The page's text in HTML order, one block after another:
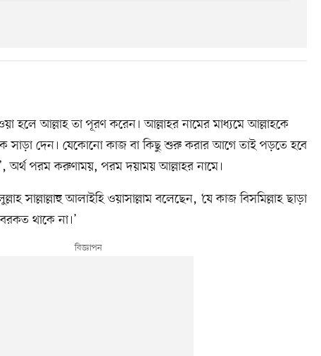
হলে আল্লাহ তা পূরণ করেন। আল্লাহর নামের মাধ্যমে আল্লাহকে
সাড়া দেন। যেকোনো কাজ বা কিছু শুরু করার আগে তাই পড়তে হবে
অর্থ পরম করুণাময়, পরম দয়াময় আল্লাহর নামে।
সাল্লাল্লাহু আলাইহি ওয়াসাল্লাম বলেছেন, ‘যে কাজ বিসমিল্লাহ ছাড়া
থাকে না।’